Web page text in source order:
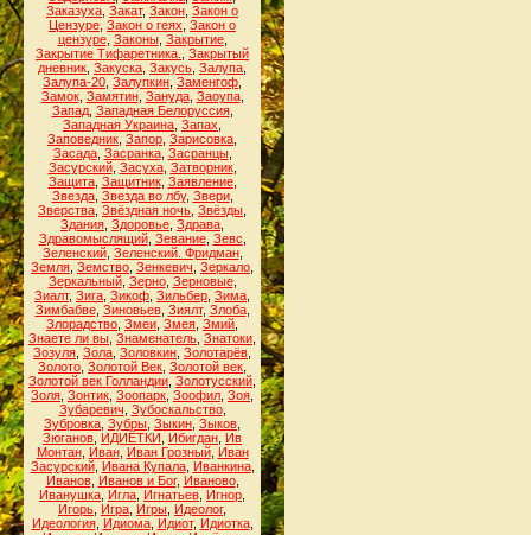
Заказуха Закат, Закон Закон о
Цензуре Закон о геях Закон о
цензуре, Законы, Закрытие,
Закрытие Тифаретника.
Закрытый
дневник Закуска Закусь Залупа
Залупа-20 Залупкин Заменгоф
Замок, Замятин, Зануда, Заоупа,
Запад, Западная Белоруссия,
Западная Украина Запах
Заповедник Запор Зарисовка
Засада, Засранка, Засранцы,
Засурский, Засуха, Затворник,
Защита, Защитник, Заявление,
Звезда, Звезда во лбу, Звери,
Зверства Звёздная ночь Звёзды
Здания Здоровье Здрава
Здравомыслящий, Зевание, Зевс
Зеленский, Зеленский. Фридман,
Земля Земство Зенкевич Зеркало
Зеркальный, Зерно, Зерновые,
Зиалт, Зига Зикоф Зильбер Зима
Зимбабве, Зиновьев, Зиялт, Злоба,
Злорадство Змеи Змея Змий
Знаете ли вы Знаменатель Знатоки
Зозуля Зола Золовкин Золотарёв
Золото Золотой Век Золотой век
Золотой век Голландии Золотусский
Золя Зонтик Зоопарк Зоофил Зоя
Зубаревич Зубоскальство,
Зубровка Зубры Зыкин Зыков
Зюганов ИДИЁТКИ Ибигдан Ив
Монтан, Иван, Иван Грозный, Иван
Засурский, Ивана Купала, Иванкина,
Иванов, Иванов и Бог, Иваново,
Иванушка Игла Игнатьев Игнор
Игорь Игра Игры Идеолог,
Идеология, Идиома, Идиот, Идиотка,